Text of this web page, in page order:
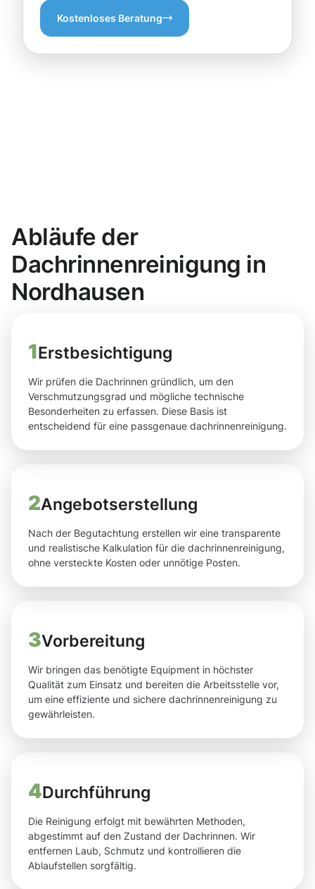
Kostenloses Beratung
Abläufe der
Dachrinnenreinigung in
Nordhausen
1Erstbesichtigung
Wir prüfen die Dachrinnen gründlich, um den
Verschmutzungsgrad und mögliche technische
Besonderheiten zu erfassen. Diese Basis ist
entscheidend für eine passgenaue dachrinnenreinigung.
2Angebotserstellung
Nach der Begutachtung erstellen wir eine transparente
und realistische Kalkulation für die dachrinnenreinigung,
ohne versteckte Kosten oder unnötige Posten.
3Vorbereitung
Wir bringen das benötigte Equipment in höchster
Qualität zum Einsatz und bereiten die Arbeitsstelle vor,
um eine effiziente und sichere dachrinnenreinigung zu
gewährleisten.
4Durchführung
Die Reinigung erfolgt mit bewährten Methoden,
abgestimmt auf den Zustand der Dachrinnen. Wir
entfernen Laub, Schmutz und kontrollieren die
Ablaufstellen sorgfältig.